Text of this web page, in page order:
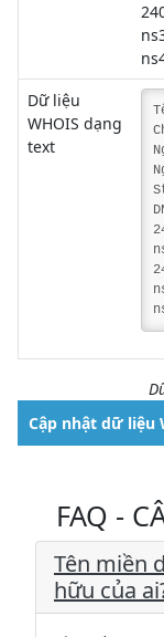
Dữ liệu
WHOIS dạng
text
Cập nhật dữ liệu
FAQ -
Tên miền
hữu của